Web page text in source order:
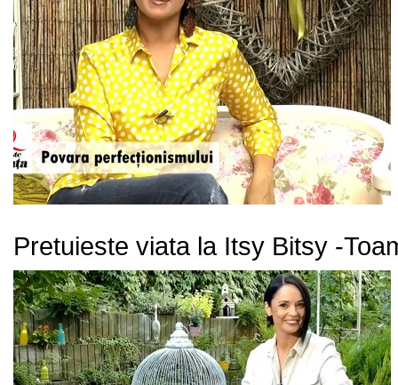
Pretuieste viata la Itsy Bitsy -